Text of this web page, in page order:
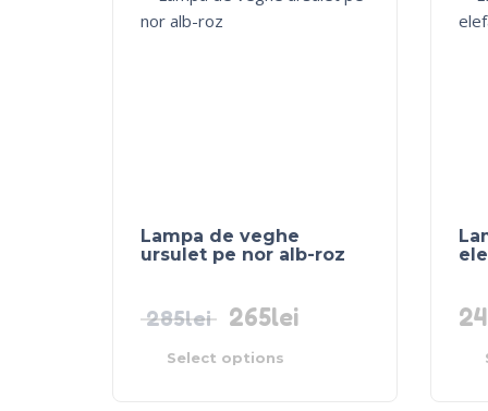
Lampa de veghe
ursulet pe nor alb-roz
285lei 265lei
Select options